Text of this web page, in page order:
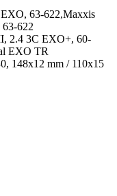
63-622,Maxxis
622
2.4 3C EXO+, 60-
EXO TR
148x12 mm / 110x15